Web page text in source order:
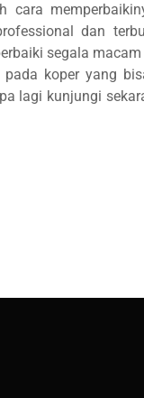
cara
dan
segala
koper yang
lagi kunjungi